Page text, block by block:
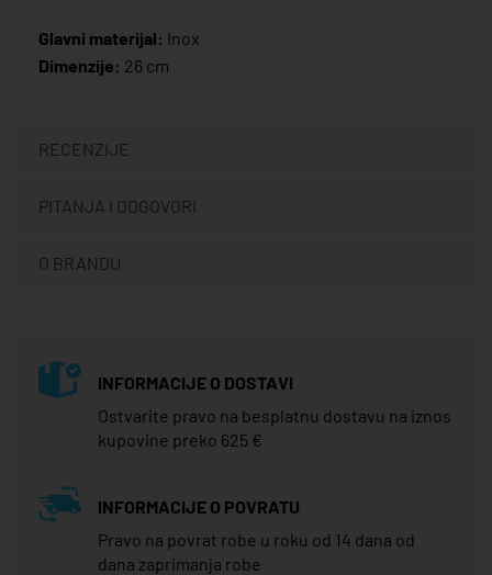
Glavni materijal: Inox
Dimenzije: 26 cm
RECENZIJE
PITANJA I ODGOVORI
O BRANDU
INFORMACIJE O DOSTAVI
Ostvarite pravo na besplatnu dostavu na iznos
kupovine preko 625 €
INFORMACIJE O POVRATU
Pravo na povrat robe u roku od 14 dana od
dana zaprimanja robe